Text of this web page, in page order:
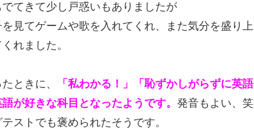
てきて少し戸惑いもありましたが
見てゲームや歌を入れてくれ、また気分を盛り上
れました。
ときに、
「私わかる！」「恥ずかしがらずに英語
が好きな科目となったようです。 発音もよい、笑
ストでも褒められたそうです。